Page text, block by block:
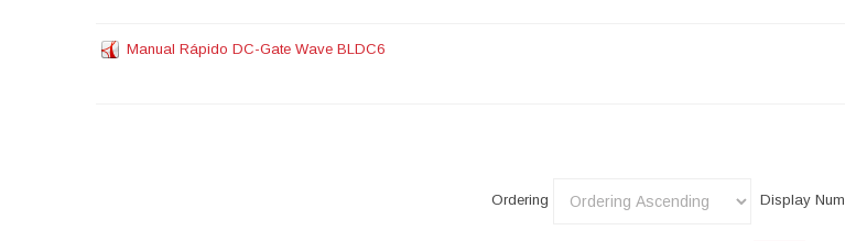
Manual Rápido DC-Gate Wave BLDC6
Ordering Display Num